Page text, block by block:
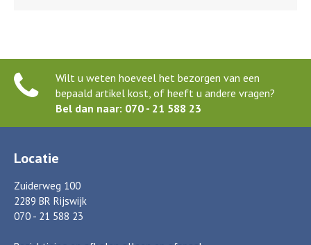
Wilt u weten hoeveel het bezorgen van een
bepaald artikel kost, of heeft u andere vragen?
Bel dan naar: 070 - 21 588 23
Locatie
Zuiderweg 100
2289 BR Rijswijk
070 - 21 588 23